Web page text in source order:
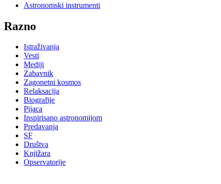
Astronomski instrumenti
Razno
Istraživanja
Vesti
Mediji
Zabavnik
Zagonetni kosmos
Relaksacija
Biografije
Pijaca
Inspirisano astronomijom
Predavanja
SF
Društva
Knjižara
Opservatorije